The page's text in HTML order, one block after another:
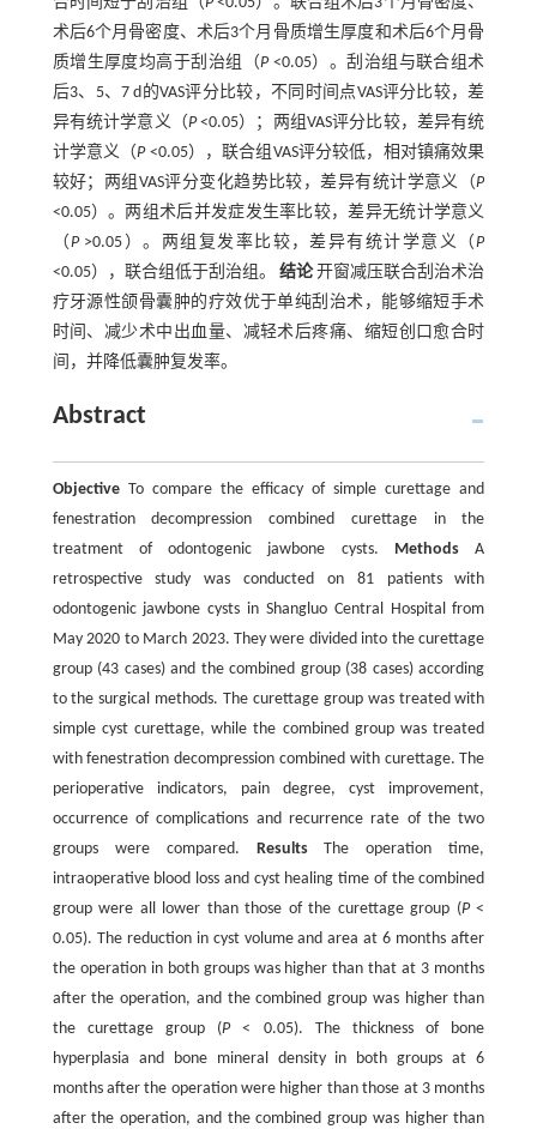
术后6个月骨密度、术后3个月骨质增生厚度和术后6个月骨
质增生厚度均高于刮治组（P<0.05）。刮治组与联合组术
后3、5、7 d的VAS评分比较，不同时间点VAS评分比较，差
异有统计学意义（P<0.05）；两组VAS评分比较，差异有统
计学意义（P<0.05），联合组VAS评分较低，相对镇痛效果
较好；两组VAS评分变化趋势比较，差异有统计学意义（P
<0.05）。两组术后并发症发生率比较，差异无统计学意义
（P>0.05）。两组复发率比较，差异有统计学意义（P
<0.05），联合组低于刮治组。结论开窗减压联合刮治术治
疗牙源性颌骨囊肿的疗效优于单纯刮治术，能够缩短手术
时间、减少术中出血量、减轻术后疼痛、缩短创口愈合时
间，并降低囊肿复发率。
Abstract
ObjectiveTo compare the efficacy of simple curettage and
fenestration decompression combined curettage in the
treatment of odontogenic jawbone cysts.
Methods A
retrospective study was conducted on 81 patients with
odontogenic jawbone cysts in Shangluo Central Hospital from
May 2020 to March 2023. They were divided into the curettage
group (43 cases) and the combined group (38 cases) according
to the surgical methods. The curettage group was treated with
simple cyst curettage, while the combined group was treated
with fenestration decompression combined with curettage. The
perioperative indicators, pain degree, cyst improvement,
occurrence of complications and recurrence rate of the two
groups were compared.
ResultsThe operation time,
intraoperative blood loss and cyst healing time of the combined
group were all lower than those of the curettage group (P<
0.05). The reduction in cyst volume and area at 6 months after
the operation in both groups was higher than that at 3 months
after the operation, and the combined group was higher than
the curettage group (P< 0.05). The thickness of bone
hyperplasia and bone mineral density in both groups at 6
months after the operation were higher than those at 3 months
after the operation, and the combined group was higher than